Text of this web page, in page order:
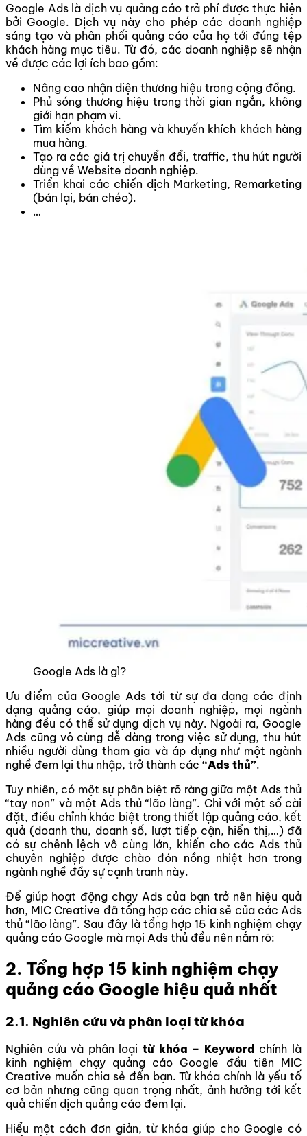
Google Ads là dịch vụ quảng cáo trả phí được thực hiện
bởi Google. Dịch vụ này cho phép các doanh nghiệp
sáng tạo và phân phối quảng cáo của họ tới đúng tệp
khách hàng mục tiêu. Từ đó, các doanh nghiệp sẽ nhận
về được các lợi ích bao gồm:
Nâng cao nhận diện thương hiệu trong cộng đồng.
Phủ sóng thương hiệu trong thời gian ngắn, không
giới hạn phạm vi.
Tìm kiếm khách hàng và khuyến khích khách hàng
mua hàng.
Tạo ra các giá trị chuyển đổi, traffic, thu hút người
dùng về Website doanh nghiệp.
Triển khai các chiến dịch Marketing, Remarketing
(bán lại, bán chéo).
…
Google Ads là gì?
Ưu điểm của Google Ads tới từ sự đa dạng các định
dạng quảng cáo, giúp mọi doanh nghiệp, mọi ngành
hàng đều có thể sử dụng dịch vụ này. Ngoài ra, Google
Ads cũng vô cùng dễ dàng trong việc sử dụng, thu hút
nhiều người dùng tham gia và áp dụng như một ngành
nghề đem lại thu nhập, trở thành các “Ads thủ”.
Tuy nhiên, có một sự phân biệt rõ ràng giữa một Ads thủ
“tay non” và một Ads thủ “lão làng”. Chỉ với một số cài
đặt, điều chỉnh khác biệt trong thiết lập quảng cáo, kết
quả (doanh thu, doanh số, lượt tiếp cận, hiển thị,…) đã
có sự chênh lệch vô cùng lớn, khiến cho các Ads thủ
chuyên nghiệp được chào đón nồng nhiệt hơn trong
ngành nghề đầy sự cạnh tranh này.
Để giúp hoạt động chạy Ads của bạn trở nên hiệu quả
hơn, MIC Creative đã tổng hợp các chia sẻ của các Ads
thủ “lão làng”. Sau đây là tổng hợp 15 kinh nghiệm chạy
quảng cáo Google mà mọi Ads thủ đều nên nắm rõ:
2. Tổng hợp 15 kinh nghiệm chạy
quảng cáo Google hiệu quả nhất
2.1. Nghiên cứu và phân loại từ khóa
Nghiên cứu và phân loại từ khóa – Keyword chính là
kinh nghiệm chạy quảng cáo Google đầu tiên MIC
Creative muốn chia sẻ đến bạn. Từ khóa chính là yếu tố
cơ bản nhưng cũng quan trọng nhất, ảnh hưởng tới kết
quả chiến dịch quảng cáo đem lại.
Hiểu một cách đơn giản, từ khóa giúp cho Google có